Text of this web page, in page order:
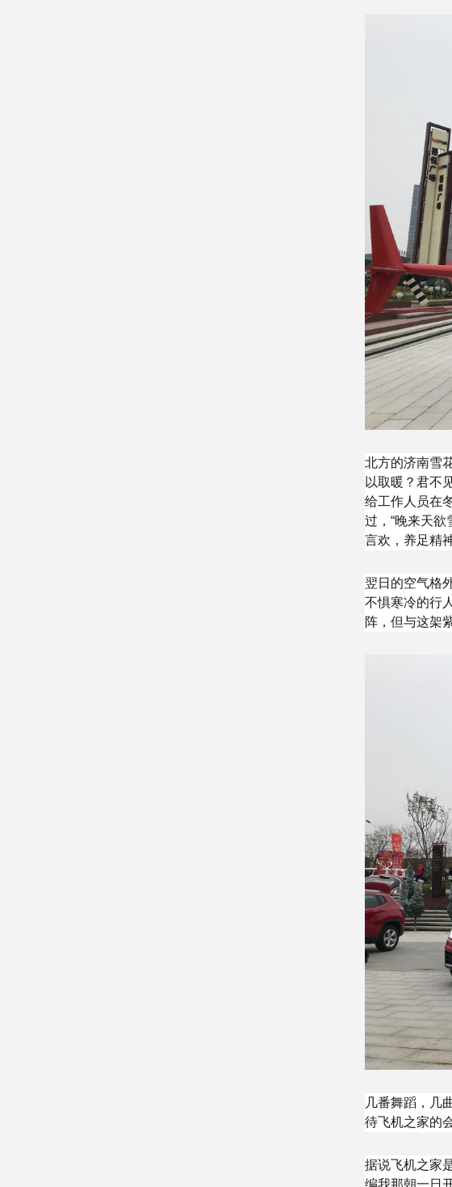
北方的济南雪
以取暖？君不
给工作人员在
过，“晚来天
言欢，养足精
翌日的空气格
不惧寒冷的行
阵，但与这架
几番舞蹈，几
待飞机之家的
据说飞机之家
编我那朝一日